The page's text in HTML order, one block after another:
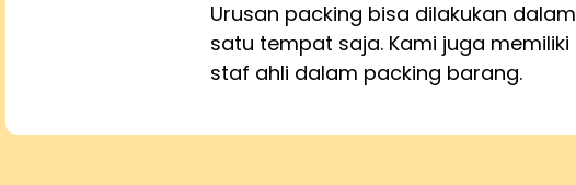
Urusan packing bisa dilakukan dalam
satu tempat saja. Kami juga memiliki
staf ahli dalam packing barang.